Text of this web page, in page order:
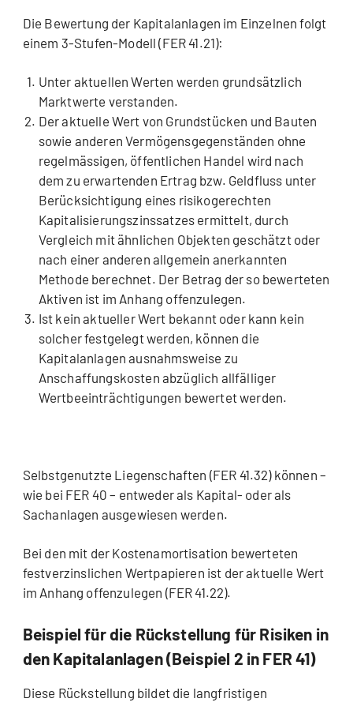
Die Bewertung der Kapitalanlagen im Einzelnen folgt
einem 3-Stufen-Modell (FER 41.21):
Unter aktuellen Werten werden grundsätzlich
Marktwerte verstanden.
Der aktuelle Wert von Grundstücken und Bauten
sowie anderen Vermögensgegenständen ohne
regelmässigen, öffentlichen Handel wird nach
dem zu erwartenden Ertrag bzw. Geldfluss unter
Berücksichtigung eines risikogerechten
Kapitalisierungszinssatzes ermittelt, durch
Vergleich mit ähnlichen Objekten geschätzt oder
nach einer anderen allgemein anerkannten
Methode berechnet. Der Betrag der so bewerteten
Aktiven ist im Anhang offenzulegen.
Ist kein aktueller Wert bekannt oder kann kein
solcher festgelegt werden, können die
Kapitalanlagen ausnahmsweise zu
Anschaffungskosten abzüglich allfälliger
Wertbeeinträchtigungen bewertet werden.
Selbstgenutzte Liegenschaften (FER 41.32) können –
wie bei FER 40 – entweder als Kapital- oder als
Sachanlagen ausgewiesen werden.
Bei den mit der Kostenamortisation bewerteten
festverzinslichen Wertpapieren ist der aktuelle Wert
im Anhang offenzulegen (FER 41.22).
Beispiel für die Rückstellung für Risiken in
den Kapitalanlagen (Beispiel 2 in FER 41)
Diese Rückstellung bildet die langfristigen